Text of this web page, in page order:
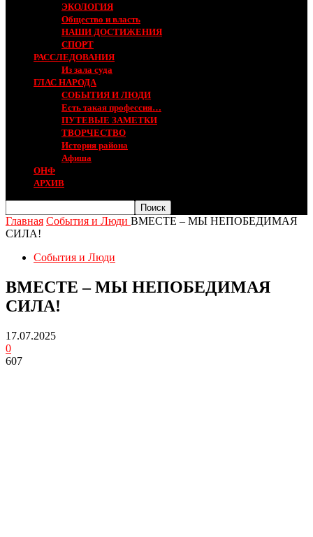
ЭКОЛОГИЯ
Общество и власть
НАШИ ДОСТИЖЕНИЯ
СПОРТ
РАССЛЕДОВАНИЯ
Из зала суда
ГЛАС НАРОДА
СОБЫТИЯ И ЛЮДИ
Есть такая профессия…
ПУТЕВЫЕ ЗАМЕТКИ
ТВОРЧЕСТВО
История района
Афиша
ОНФ
АРХИВ
Главная События и Люди ВМЕСТЕ – МЫ НЕПОБЕДИМАЯ
СИЛА!
События и Люди
ВМЕСТЕ – МЫ НЕПОБЕДИМАЯ
СИЛА!
17.07.2025
0
607